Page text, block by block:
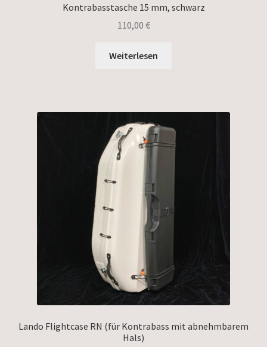
Kontrabasstasche 15 mm, schwarz
110,00 €
Weiterlesen
Lando Flightcase RN (für Kontrabass mit abnehmbarem
Hals)